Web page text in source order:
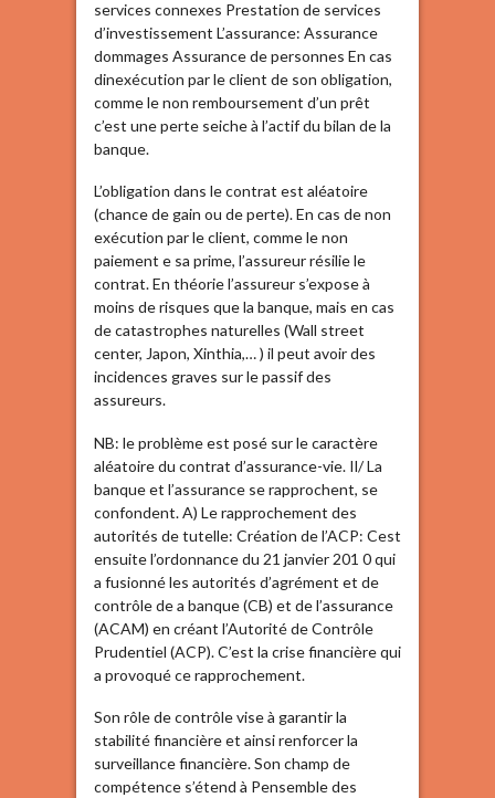
services connexes Prestation de services
d’investissement L’assurance: Assurance
dommages Assurance de personnes En cas
dinexécution par le client de son obligation,
comme le non remboursement d’un prêt
c’est une perte seiche à l’actif du bilan de la
banque.
L’obligation dans le contrat est aléatoire
(chance de gain ou de perte). En cas de non
exécution par le client, comme le non
paiement e sa prime, l’assureur résilie le
contrat. En théorie l’assureur s’expose à
moins de risques que la banque, mais en cas
de catastrophes naturelles (Wall street
center, Japon, Xinthia,… ) il peut avoir des
incidences graves sur le passif des
assureurs.
NB: le problème est posé sur le caractère
aléatoire du contrat d’assurance-vie. Il/ La
banque et l’assurance se rapprochent, se
confondent. A) Le rapprochement des
autorités de tutelle: Création de l’ACP: Cest
ensuite l’ordonnance du 21 janvier 201 0 qui
a fusionné les autorités d’agrément et de
contrôle de a banque (CB) et de l’assurance
(ACAM) en créant l’Autorité de Contrôle
Prudentiel (ACP). C’est la crise financière qui
a provoqué ce rapprochement.
Son rôle de contrôle vise à garantir la
stabilité financière et ainsi renforcer la
surveillance financière. Son champ de
compétence s’étend à Pensemble des